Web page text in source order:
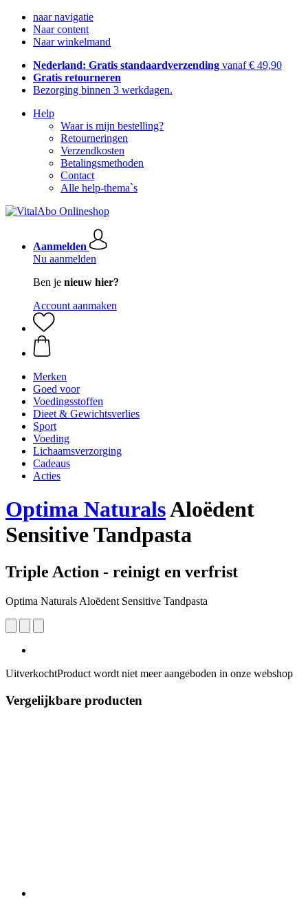
naar navigatie
Naar content
Naar winkelmand
Nederland: Gratis standaardverzending vanaf € 49,90
Gratis retourneren
Bezorging binnen 3 werkdagen.
Help
Waar is mijn bestelling?
Retourneringen
Verzendkosten
Betalingsmethoden
Contact
Alle help-thema`s
Aanmelden
Nu aanmelden
Ben je nieuw hier?
Account aanmaken
Merken
Goed voor
Voedingsstoffen
Dieet & Gewichtsverlies
Sport
Voeding
Lichaamsverzorging
Cadeaus
Acties
Optima NaturalsAloëdent
Sensitive Tandpasta
Triple Action - reinigt en verfrist
Optima Naturals Aloëdent Sensitive Tandpasta
UitverkochtProduct wordt niet meer aangeboden in onze webshop
Vergelijkbare producten